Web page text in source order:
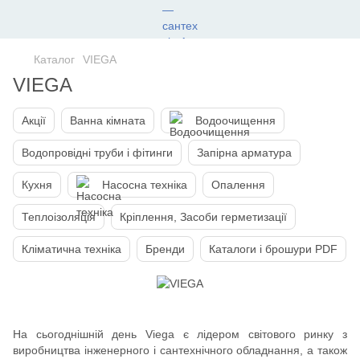
Каталог VIEGA
VIEGA
Акції Ванна кімната Водоочищення
Водопровідні труби і фітинги Запірна арматура
Кухня Насосна техніка Опалення
Теплоізоляція Кріплення, Засоби герметизації
Кліматична техніка Бренди Каталоги і брошури PDF
На сьогоднішній день Viega є лідером світового ринку з
виробництва інженерного і сантехнічного обладнання, а також